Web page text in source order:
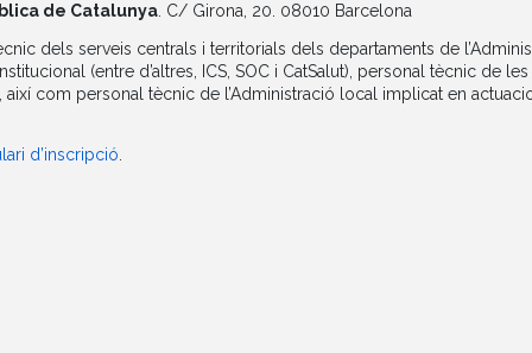
de Catalunya . C/ Girona, 20. 08010 Barcelona
dels serveis centrals i territorials dels departaments de
(entre d’altres, ICS, SOC i CatSalut), personal tècnic de
així com personal tècnic de l’Administració local implicat en
d’inscripció